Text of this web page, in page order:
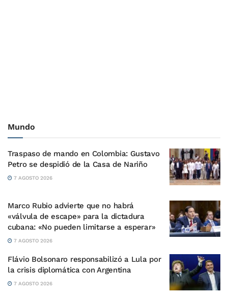
Mundo
Traspaso de mando en Colombia: Gustavo
Petro se despidió de la Casa de Nariño
7 AGOSTO 2026
Marco Rubio advierte que no habrá
«válvula de escape» para la dictadura
cubana: «No pueden limitarse a esperar»
7 AGOSTO 2026
Flávio Bolsonaro responsabilizó a Lula por
la crisis diplomática con Argentina
7 AGOSTO 2026